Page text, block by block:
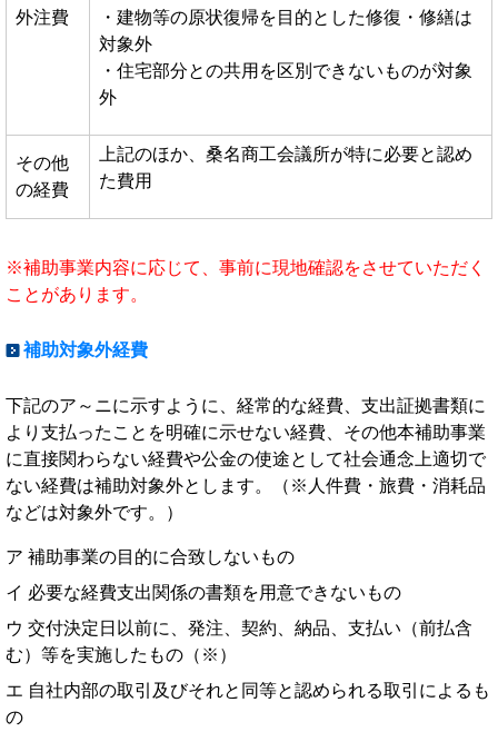
外注費
・建物等の原状復帰を目的とした修復・修繕は
対象外
・住宅部分との共用を区別できないものが対象
外
その他
の経費
上記のほか、桑名商工会議所が特に必要と認め
た費用
※補助事業内容に応じて、事前に現地確認をさせていただく
ことがあります。
補助対象外経費
下記のア～ニに示すように、経常的な経費、支出証拠書類に
より支払ったことを明確に示せない経費、その他本補助事業
に直接関わらない経費や公金の使途として社会通念上適切で
ない経費は補助対象外とします。（※人件費・旅費・消耗品
などは対象外です。）
ア 補助事業の目的に合致しないもの
イ 必要な経費支出関係の書類を用意できないもの
ウ 交付決定日以前に、発注、契約、納品、支払い（前払含
む）等を実施したもの（※）
エ 自社内部の取引及びそれと同等と認められる取引によるも
の